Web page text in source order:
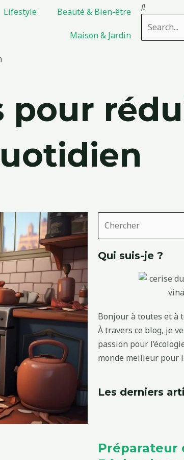
Lifestyle Beauté & Bien-être
Maison & Jardin
Rechercher
pour
Qui suis-je ?
Bonjour à toutes et à
À travers ce blog, je
passion pour
monde meilleur pour
Les derniers
Préparateur